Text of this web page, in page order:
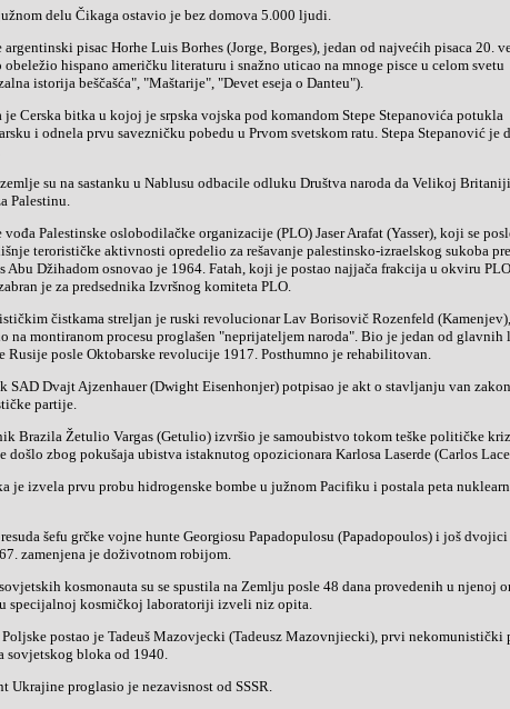
južnom delu Čikaga ostavio je bez domova 5.000 ljudi.
obeležio hispano američku literaturu i snažno uticao na mnoge pisce u celom svetu
istorija beščašća", "Maštarije", "Devet eseja o Danteu").
i odnela prvu savezničku pobedu u Prvom svetskom ratu. Stepa Stepanović je
Palestinu.
terorističke aktivnosti opredelio za rešavanje palestinsko-izraelskog sukoba
Abu Džihadom osnovao je 1964. Fatah, koji je postao najjača frakcija u okviru
je za predsednika Izvršnog komiteta PLO.
na montiranom procesu proglašen "neprijateljem naroda". Bio je jedan od glavnih
Rusije posle Oktobarske revolucije 1917. Posthumno je rehabilitovan.
partije.
došlo zbog pokušaja ubistva istaknutog opozicionara Karlosa Laserde (Carlos
zamenjena je doživotnom robijom.
specijalnoj kosmičkoj laboratoriji izveli niz opita.
sovjetskog bloka od 1940.
Ukrajine proglasio je nezavisnost od SSSR.